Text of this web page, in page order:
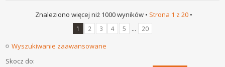
Znaleziono więcej niż 1000 wyników • Strona 1 z 20 •
1 2 3 4 5 ... 20
Wyszukiwanie zaawansowane
Skocz do: